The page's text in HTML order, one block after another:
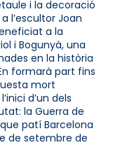
i la decoració
l’escultor Joan
a la
i Bogunyà, una
en la història
formarà part fins
mort
d’un dels
la Guerra de
patí Barcelona
de setembre de